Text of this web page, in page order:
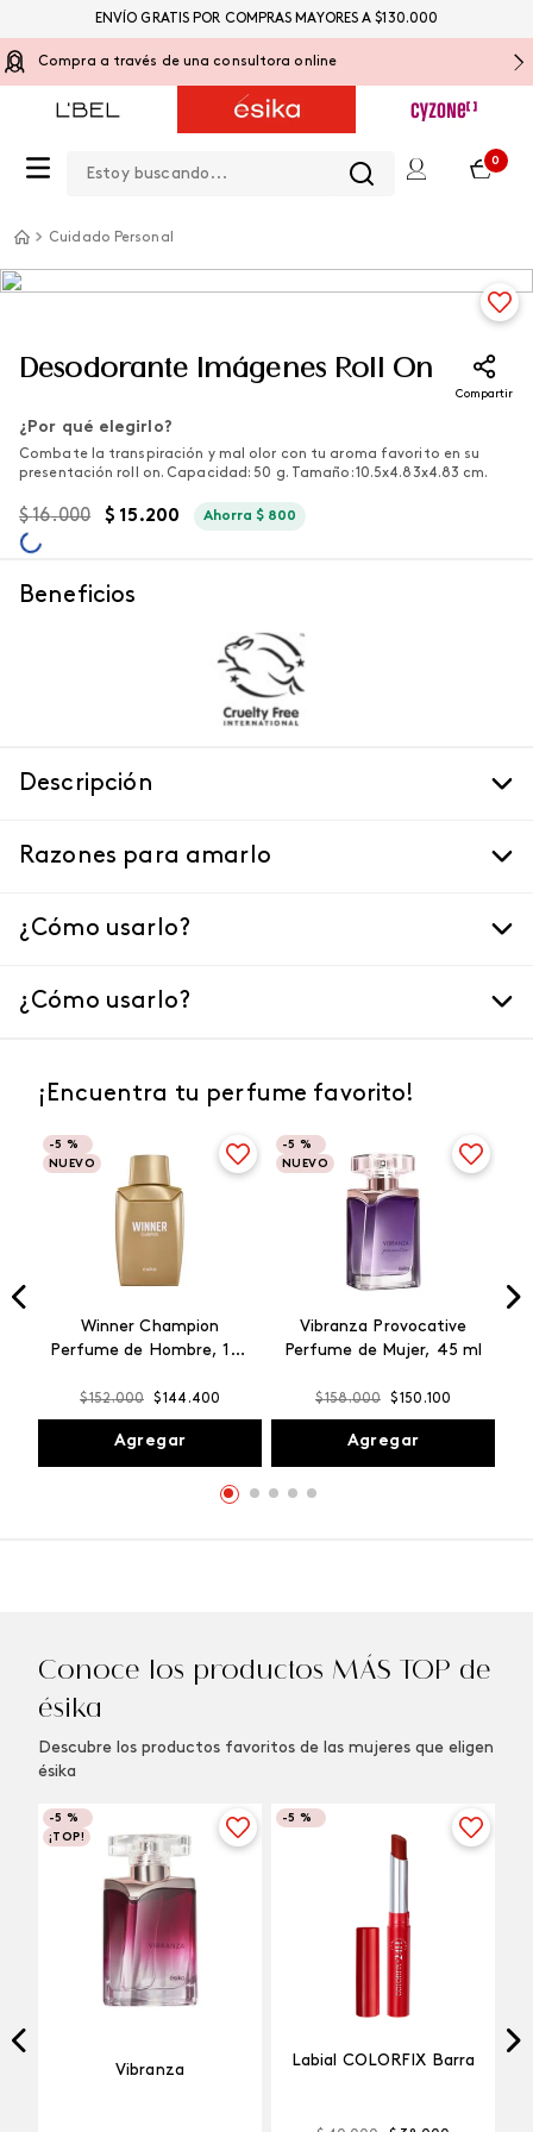
Compra a través de una consultora online
0
ENVÍO GRATIS POR COMPRAS MAYORES A $130.000
Cuidado Personal
Desodorante Imágenes Roll On
Compartir
¿Por qué elegirlo?
Combate la transpiración y mal olor con tu aroma favorito en su
presentación roll on. Capacidad: 50 g. Tamaño: 10.5x4.83x4.83 cm.
$16.000 $ 15.200 Ahorra$ 800
Beneficios
Descripción
Razones para amarlo
¿Cómo usarlo?
¿Cómo usarlo?
¡Encuentra tu perfume favorito!
-5 %
NUEVO
Winner Champion
Perfume de Hombre, 100
$152.000 $144 .400
Agregar
-5 %
NUEVO
Vibranza Provocative
Perfume de Mujer, 45 ml
$158.000 $150 .100
Agregar
Conoce los productos MÁS TOP de
ésika
Descubre los productos favoritos de las mujeres que eligen
ésika
-5 %
¡TOP!
Vibranza
-5 %
Labial COLORFIX Barra